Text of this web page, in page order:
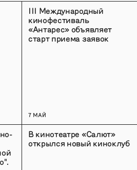
III Международный
кинофестиваль
«Антарес» объявляет
старт приема заявок
7 МАЙ
В кинотеатре «Салют»
открылся новый киноклуб